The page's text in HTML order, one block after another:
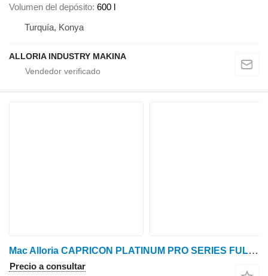
Volumen del depósito 600 l
Turquía, Konya
ALLORIA INDUSTRY MAKINA
Mac Alloria CAPRICON PLATINUM PRO SERIES FULL AUTOMATIC X TYPE MODLES
Precio a consultar